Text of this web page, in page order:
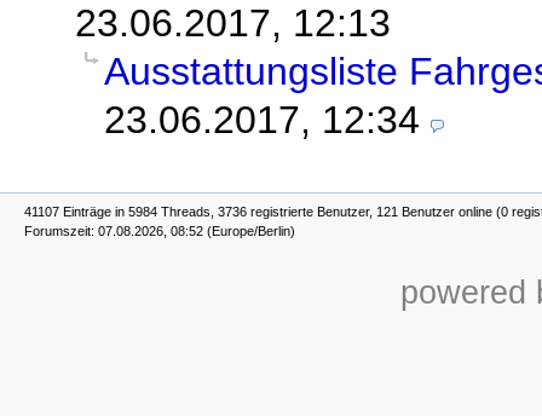
23.06.2017, 12:13
Ausstattungsliste
23.06.2017, 12:34
41107 Einträge in 5984 Threads, 3736 registrierte Benutzer, 121 Benutzer online (0
Forumszeit: 07.08.2026, 08:52 (Europe/Berlin)
powered